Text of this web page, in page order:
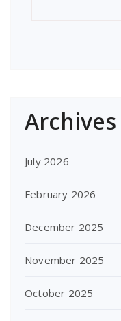
Archives
July 2026
February 2026
December 2025
November 2025
October 2025